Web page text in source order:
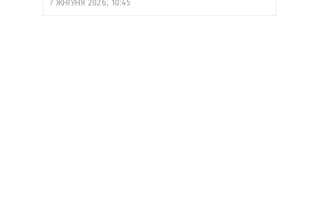
7 ЖНІЎНЯ 2026, 10:45